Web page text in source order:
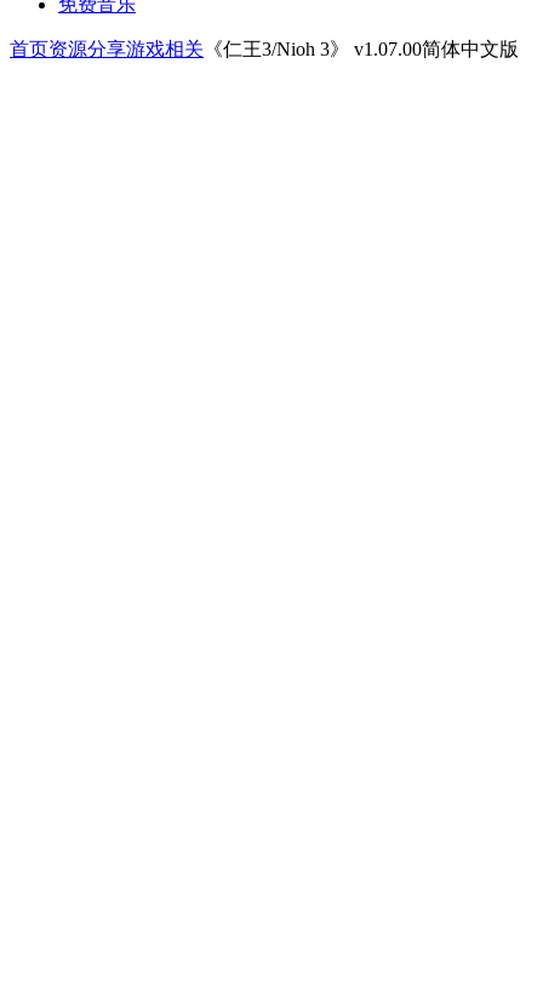
免费音乐
首页资源分享游戏相关 《仁王3/Nioh 3》 v1.07.00简体中文版